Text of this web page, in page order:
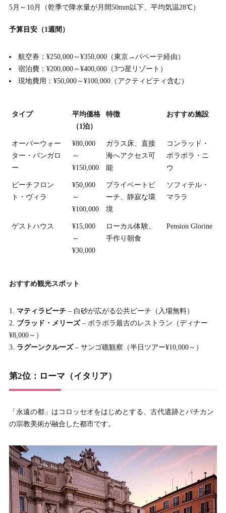
5月～10月（乾季で降水量が月間50mm以下、平均気温28℃）
予算目安（1週間）
航空券：¥250,000～¥350,000（東京→パペーテ経由）
宿泊費：¥200,000～¥400,000（3つ星リゾート）
現地費用：¥50,000～¥100,000（アクティビティ含む）
タイプ
平均価格
（1泊）
特徴 おすすめ施設
オーバーウォー
ター・バンガロ
ー
¥80,000
～
¥150,000
ガラス床、直接
海へアクセス可
能
コンラッド・
ボラボラ・ニ
ウ
ビーチフロン
ト・ヴィラ
¥50,000
～
¥100,000
プライベートビ
ーチ、静寂な環
境
ソフィテル・
マララ
ゲストハウス
¥15,000
～
¥30,000
ローカル体験、
手作り朝食
Pension Glorine
おすすめ観光スポット
マティラビーチ– 白砂が広がる公共ビーチ（入場無料）
ブラッド・メリーズ– ボラボラ最古のレストラン（ディナー
¥8,000～）
ラグーンクルーズ– サンゴ礁観察（半日ツアー¥10,000～）
第2位：ローマ（イタリア）
「永遠の都」はコロッセオをはじめとする、古代遺跡とバチカン
の宗教美術が融合した都市です。